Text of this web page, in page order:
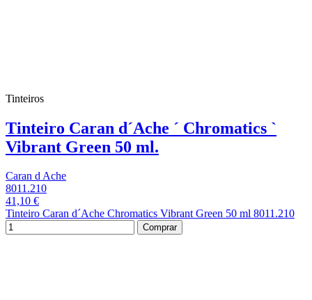
Tinteiros
Tinteiro Caran d´Ache ´ Chromatics `
Vibrant Green 50 ml.
Caran d Ache
8011.210
41,10 €
Tinteiro Caran d´Ache Chromatics Vibrant Green 50 ml 8011.210
Comprar